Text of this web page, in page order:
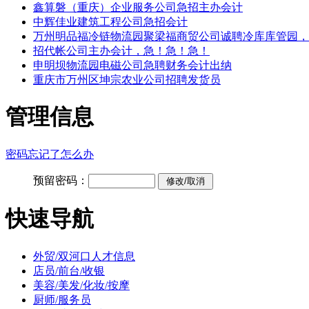
鑫算磐（重庆）企业服务公司急招主办会计
中辉佳业建筑工程公司急招会计
万州明品福冷链物流园聚梁福商贸公司诚聘冷库库管园
招代帐公司主办会计，急！急！急！
申明坝物流园电磁公司急聘财务会计出纳
重庆市万州区坤宗农业公司招聘发货员
管理信息
密码忘记了怎么办
预留密码：
快速导航
外贸/双河口人才信息
店员/前台/收银
美容/美发/化妆/按摩
厨师/服务员